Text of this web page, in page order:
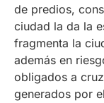
de predios,
ciudad la da la
fragmenta la
además en
obligados a
generados por